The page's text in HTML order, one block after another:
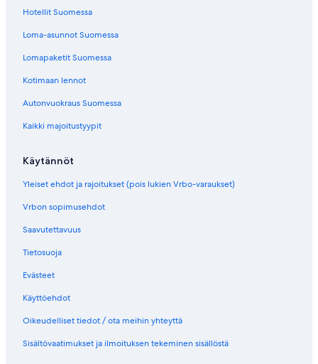
Hotellit Suomessa
Loma-asunnot Suomessa
Lomapaketit Suomessa
Kotimaan lennot
Autonvuokraus Suomessa
Kaikki majoitustyypit
Käytännöt
Yleiset ehdot ja rajoitukset (pois lukien Vrbo-varaukset)
Vrbon sopimusehdot
Saavutettavuus
Tietosuoja
Evästeet
Käyttöehdot
Oikeudelliset tiedot / ota meihin yhteyttä
Sisältövaatimukset ja ilmoituksen tekeminen sisällöstä